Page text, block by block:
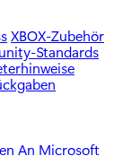
XBOX-Zubehör
Standards
An Microsoft